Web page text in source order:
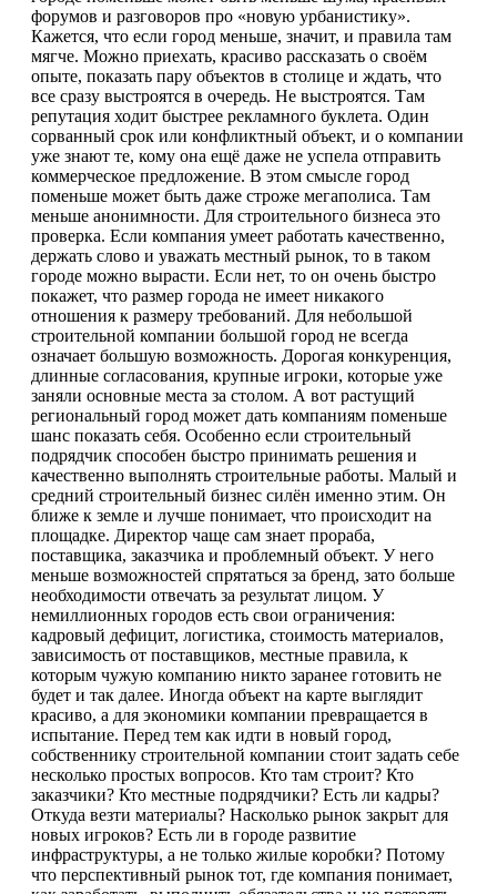
форумов и разговоров про «новую урбанистику».
Кажется, что если город меньше, значит, и правила там
мягче. Можно приехать, красиво рассказать о своём
опыте, показать пару объектов в столице и ждать, что
все сразу выстроятся в очередь. Не выстроятся. Там
репутация ходит быстрее рекламного буклета. Один
сорванный срок или конфликтный объект, и о компании
уже знают те, кому она ещё даже не успела отправить
коммерческое предложение. В этом смысле город
поменьше может быть даже строже мегаполиса. Там
меньше анонимности. Для строительного бизнеса это
проверка. Если компания умеет работать качественно,
держать слово и уважать местный рынок, то в таком
городе можно вырасти. Если нет, то он очень быстро
покажет, что размер города не имеет никакого
отношения к размеру требований. Для небольшой
строительной компании большой город не всегда
означает большую возможность. Дорогая конкуренция,
длинные согласования, крупные игроки, которые уже
заняли основные места за столом. А вот растущий
региональный город может дать компаниям поменьше
шанс показать себя. Особенно если строительный
подрядчик способен быстро принимать решения и
качественно выполнять строительные работы. Малый и
средний строительный бизнес силён именно этим. Он
ближе к земле и лучше понимает, что происходит на
площадке. Директор чаще сам знает прораба,
поставщика, заказчика и проблемный объект. У него
меньше возможностей спрятаться за бренд, зато больше
необходимости отвечать за результат лицом. У
немиллионных городов есть свои ограничения:
кадровый дефицит, логистика, стоимость материалов,
зависимость от поставщиков, местные правила, к
которым чужую компанию никто заранее готовить не
будет и так далее. Иногда объект на карте выглядит
красиво, а для экономики компании превращается в
испытание. Перед тем как идти в новый город,
собственнику строительной компании стоит задать себе
несколько простых вопросов. Кто там строит? Кто
заказчики? Кто местные подрядчики? Есть ли кадры?
Откуда везти материалы? Насколько рынок закрыт для
новых игроков? Есть ли в городе развитие
инфраструктуры, а не только жилые коробки? Потому
что перспективный рынок тот, где компания понимает,